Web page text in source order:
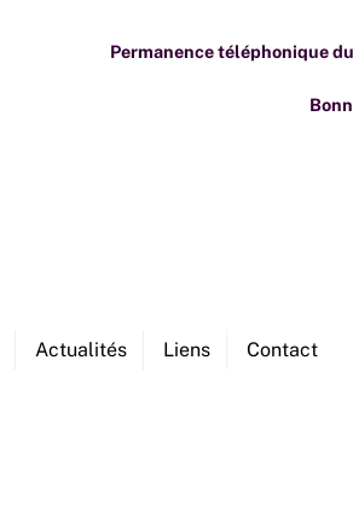
Actualités Liens Contact
Permanence téléphonique